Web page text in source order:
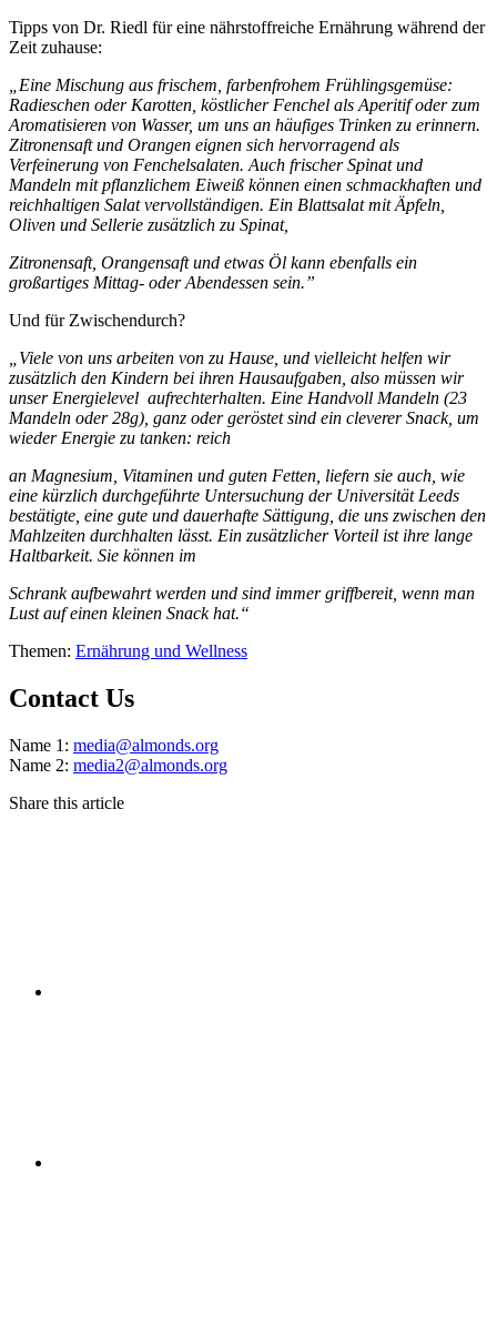
Tipps von Dr. Riedl für eine nährstoffreiche Ernährung während der
Zeit zuhause:
„Eine Mischung aus frischem, farbenfrohem Frühlingsgemüse:
Radieschen oder Karotten, köstlicher Fenchel als Aperitif oder zum
Aromatisieren von Wasser, um uns an häufiges Trinken zu erinnern.
Zitronensaft und Orangen eignen sich hervorragend als
Verfeinerung von Fenchelsalaten. Auch frischer Spinat und
Mandeln mit pflanzlichem Eiweiß können einen schmackhaften und
reichhaltigen Salat vervollständigen. Ein Blattsalat mit Äpfeln,
Oliven und Sellerie zusätzlich zu Spinat,
Zitronensaft, Orangensaft und etwas Öl kann ebenfalls ein
großartiges Mittag- oder Abendessen sein.”
Und für Zwischendurch?
„Viele von uns arbeiten von zu Hause, und vielleicht helfen wir
zusätzlich den Kindern bei ihren Hausaufgaben, also müssen wir
unser Energielevel aufrechterhalten. Eine Handvoll Mandeln (23
Mandeln oder 28g), ganz oder geröstet sind ein cleverer Snack, um
wieder Energie zu tanken: reich
an Magnesium, Vitaminen und guten Fetten, liefern sie auch, wie
eine kürzlich durchgeführte Untersuchung der Universität Leeds
bestätigte, eine gute und dauerhafte Sättigung, die uns zwischen den
Mahlzeiten durchhalten lässt. Ein zusätzlicher Vorteil ist ihre lange
Haltbarkeit. Sie können im
Schrank aufbewahrt werden und sind immer griffbereit, wenn man
Lust auf einen kleinen Snack hat.“
Themen: Ernährung und Wellness
Contact Us
Name 1: media@almonds.org
Name 2: media2@almonds.org
Share this article